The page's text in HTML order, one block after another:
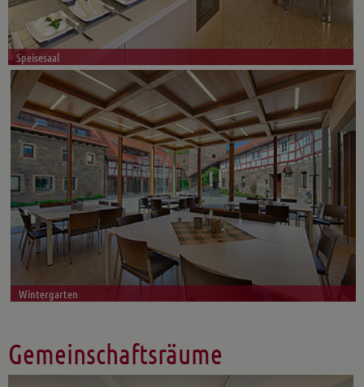
Speisesaal
Wintergarten
Gemeinschaftsräume